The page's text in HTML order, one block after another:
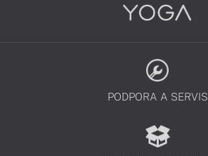
PODPORA A SERVIS